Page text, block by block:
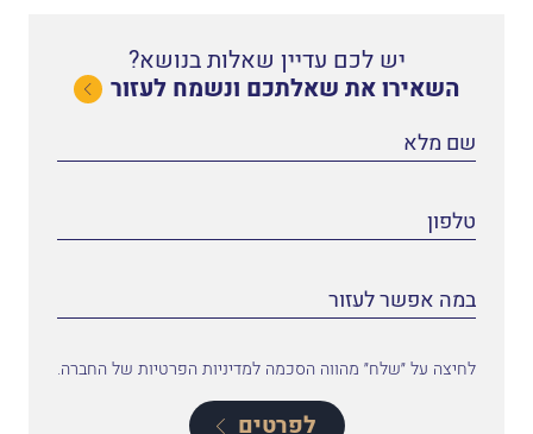
יש לכם עדיין שאלות בנושא?
השאירו את שאלתכם ונשמח לעזור
לחיצה על ״שלח״ מהווה הסכמה למדיניות הפרטיות של החברה.
לפרטים